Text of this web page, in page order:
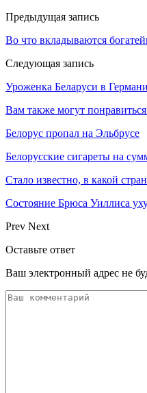
Предыдущая запись
Во что вкладываются
Следующая запись
Уроженка Беларуси в
Вам также могут понравиться
Белорус пропал на Эльбрусе
Белорусские сигареты на
Стало известно, в какой
Состояние Брюса Уиллиса
Prev Next
Оставьте ответ
Ваш электронный адрес не